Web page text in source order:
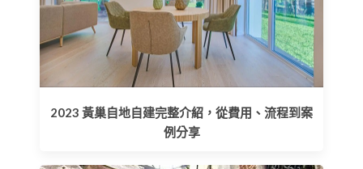
2023 黃巢自地自建完整介紹，從費用、流程到案
例分享